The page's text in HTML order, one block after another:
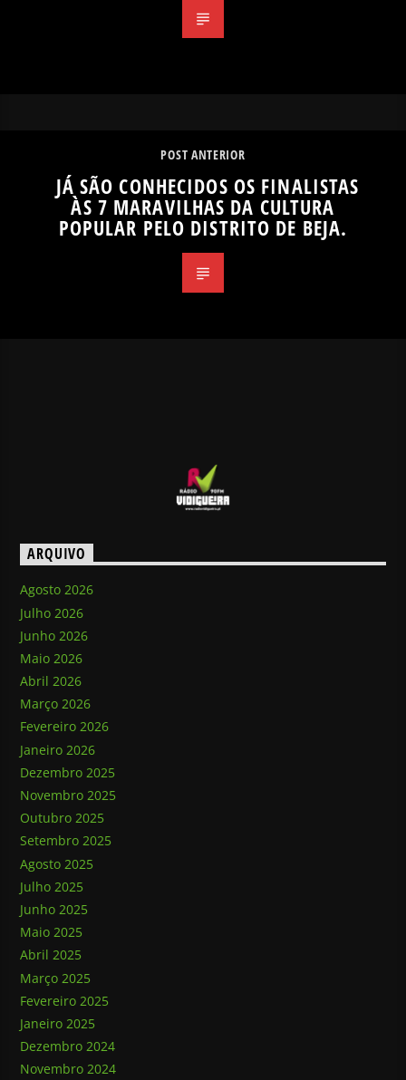
POST ANTERIOR
JÁ SÃO CONHECIDOS OS FINALISTAS
ÀS 7 MARAVILHAS DA CULTURA
POPULAR PELO DISTRITO DE BEJA.
ARQUIVO
Agosto 2026
Julho 2026
Junho 2026
Maio 2026
Abril 2026
Março 2026
Fevereiro 2026
Janeiro 2026
Dezembro 2025
Novembro 2025
Outubro 2025
Setembro 2025
Agosto 2025
Julho 2025
Junho 2025
Maio 2025
Abril 2025
Março 2025
Fevereiro 2025
Janeiro 2025
Dezembro 2024
Novembro 2024